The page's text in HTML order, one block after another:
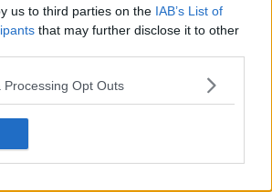
us to third parties on the IAB’s List of
that may further disclose it to other
Processing Opt Outs